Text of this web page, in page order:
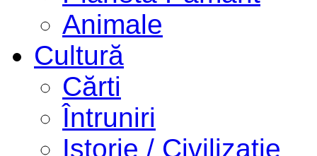
Animale
Cultură
Cărti
Întruniri
Istorie / Civilizaţie